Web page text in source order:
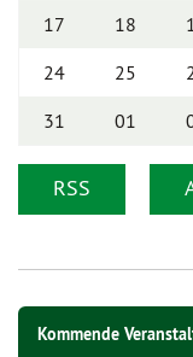
17
18
24
25
31
01
RSS
Kommende